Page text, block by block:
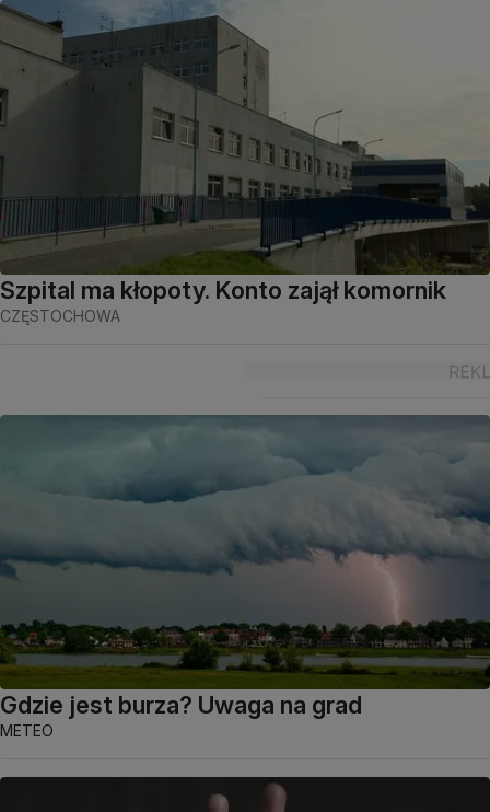
Szpital ma kłopoty. Konto zajął komornik
CZĘSTOCHOWA
Gdzie jest burza? Uwaga na grad
METEO